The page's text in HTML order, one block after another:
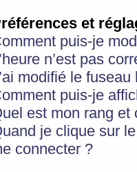
et
puis-je
n’est pas
modifié le
puis-je
est mon rang et
je clique sur
connecter ?